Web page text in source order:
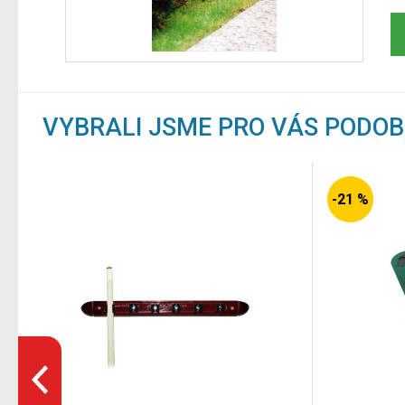
VYBRALI JSME PRO VÁS
-21 %